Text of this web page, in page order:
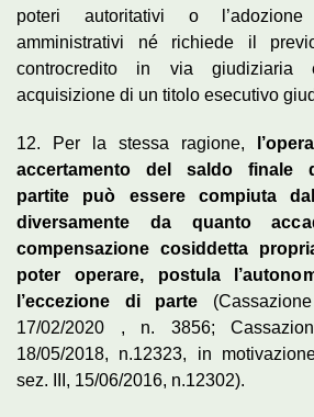
poteri autoritativi o
amministrativi né richiede il
controcredito in via
acquisizione di un titolo esecutivo
12. Per la stessa ragione,
accertamento del saldo finale
partite può essere compiuta
diversamente da quanto
compensazione cosiddetta
poter operare, postula
l’eccezione di parte
17/02/2020 , n. 3856;
18/05/2018, n.12323, in
sez. III, 15/06/2016, n.12302).